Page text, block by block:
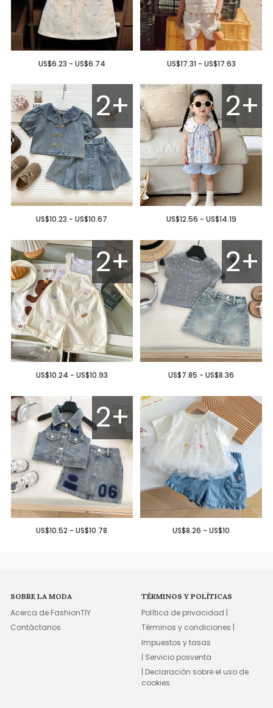
US$6.23 - US$6.74 US$17.31 - US$17.63
2+
US$10.23 - US$10.67
2+
US$12.56 - US$14.19
2+
US$10.24 - US$10.93
2+
US$7.85 - US$8.36
2+
US$10.52 - US$10.78 US$8.26 - US$10
SOBRE LA MODA
Acerca de FashionTIY
Contáctanos
TÉRMINOS Y POLÍTICAS
Política de privacidad |
Términos y condiciones |
Impuestos y tasas
| Servicio posventa
| Declaración sobre el uso de
cookies